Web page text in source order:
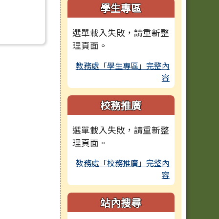
學生專區
選單載入失敗，請重新整
理頁面。
教務處「學生專區」完整內
容
校務推廣
選單載入失敗，請重新整
理頁面。
教務處「校務推廣」完整內
容
站內搜尋